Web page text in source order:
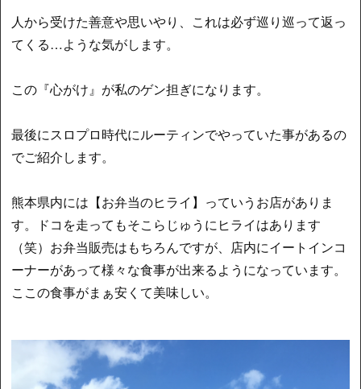
人から受けた善意や思いやり、これは必ず巡り巡って返っ
てくる…ような気がします。
この『心がけ』が私のゲン担ぎになります。
最後にスロプロ時代にルーティンでやっていた事があるの
でご紹介します。
熊本県内には【お弁当のヒライ】っていうお店がありま
す。ドコを走ってもそこらじゅうにヒライはあります
（笑）お弁当販売はもちろんですが、店内にイートインコ
ーナーがあって様々な食事が出来るようになっています。
ここの食事がまぁ安くて美味しい。